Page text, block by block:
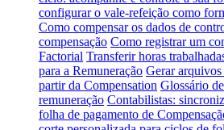
configurar o vale-refeição como
Como compensar os dados de
compensação Como registrar um
Factorial Transferir horas
para a Remuneração Gerar arquivos
partir da Compensation Glossário
remuneração Contabilistas:
folha de pagamento de